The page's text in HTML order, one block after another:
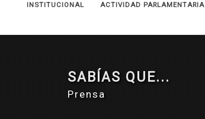
INSTITUCIONAL ACTIVIDAD PARLAMENTARIA
SABÍAS QUE...
Prensa